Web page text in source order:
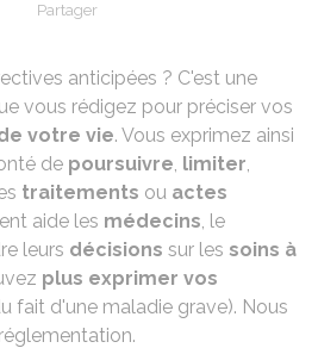
Partager
anticipées ? C'est une
vous rédigez pour préciser vos
votre vie. Vous exprimez ainsi
de poursuivre, limiter,
traitements ou actes
aide les médecins, le
leurs décisions sur les soins à
plus exprimer vos
fait d'une maladie grave). Nous